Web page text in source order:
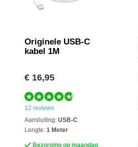
Originele USB-C
kabel 1M
€ 16,95
12 reviews
Aansluiting:USB-C
Lengte:1 Meter
Bezorging op maandag